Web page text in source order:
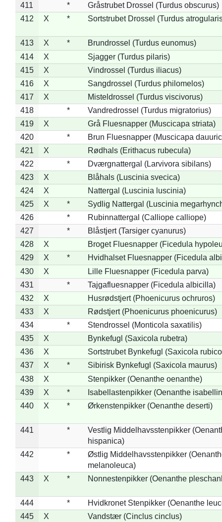
411
*
Gråstrubet Drossel (Turdus obscurus)
412
X * Sortstrubet Drossel (Turdus
413 X *
Brundrossel (Turdus eunomus)
414
X
Sjagger (Turdus pilaris)
415
X
Vindrossel (Turdus iliacus)
416
X
Sangdrossel (Turdus philomelos)
417
X
Misteldrossel (Turdus viscivorus)
418
*
Vandredrossel (Turdus migratorius)
419
X
Grå Fluesnapper (Muscicapa striata)
420
*
Brun Fluesnapper (Muscicapa
421
X
Rødhals (Erithacus rubecula)
422
*
Dværgnattergal (Larvivora sibilans)
423
X
Blåhals (Luscinia svecica)
424
X
Nattergal (Luscinia luscinia)
425
X *
Sydlig Nattergal (Luscinia
426
*
Rubinnattergal (Calliope calliope)
427
*
Blåstjert (Tarsiger cyanurus)
428
X
Broget Fluesnapper (Ficedula
429
X *
Hvidhalset Fluesnapper (Ficedula
430
X
Lille Fluesnapper (Ficedula parva)
431
*
Tajgafluesnapper (Ficedula albicilla)
432
X
Husrødstjert (Phoenicurus ochruros)
433
X
Rødstjert (Phoenicurus phoenicurus)
434
*
Stendrossel (Monticola saxatilis)
435
X
Bynkefugl (Saxicola rubetra)
436
X
Sortstrubet Bynkefugl (Saxicola
437
X *
Sibirisk Bynkefugl (Saxicola maurus)
438
X
Stenpikker (Oenanthe oenanthe)
439
X *
Isabellastenpikker (Oenanthe
440
X * Ørkenstenpikker (Oenanthe deserti)
441 *
Vestlig Middelhavsstenpikker
hispanica)
442
*
Østlig Middelhavsstenpikker
melanoleuca)
443
X * Nonnestenpikker (Oenanthe
444 *
Hvidkronet Stenpikker (Oenanthe
445
X
Vandstær (Cinclus cinclus)